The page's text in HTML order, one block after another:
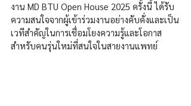
งาน MD BTU Open House 2025 ครั้งนี้ ได้รับ
ความสนใจจากผู้เข้าร่วมงานอย่างคับคั่งและเป็น
เวทีสำคัญในการเชื่อมโยงความรู้และโอกาส
สำหรับคนรุ่นใหม่ที่สนใจในสายงานแพทย์